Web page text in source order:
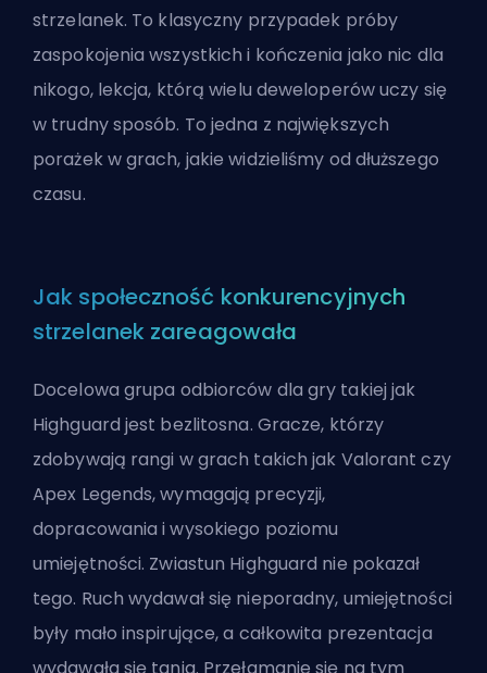
strzelanek. To klasyczny przypadek próby
zaspokojenia wszystkich i kończenia jako nic dla
nikogo, lekcja, którą wielu deweloperów uczy się
w trudny sposób. To jedna z największych
porażek w grach, jakie widzieliśmy od dłuższego
czasu.
Jak społeczność konkurencyjnych
strzelanek zareagowała
Docelowa grupa odbiorców dla gry takiej jak
Highguard jest bezlitosna. Gracze, którzy
zdobywają rangi w grach takich jak Valorant czy
Apex Legends, wymagają precyzji,
dopracowania i wysokiego poziomu
umiejętności. Zwiastun Highguard nie pokazał
tego. Ruch wydawał się nieporadny, umiejętności
były mało inspirujące, a całkowita prezentacja